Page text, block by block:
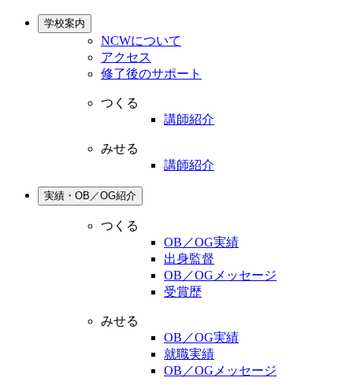
学校案内
NCWについて
アクセス
修了後のサポート
つくる
講師紹介
みせる
講師紹介
実績・OB／OG紹介
つくる
OB／OG実績
出身監督
OB／OGメッセージ
受賞歴
みせる
OB／OG実績
就職実績
OB／OGメッセージ